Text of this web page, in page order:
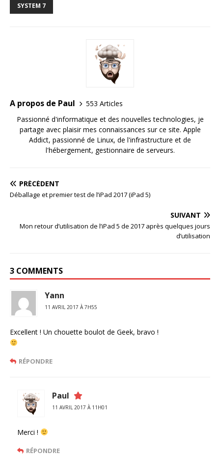
SYSTEM 7
A propos de Paul
553 Articles
Passionné d'informatique et des nouvelles technologies, je
partage avec plaisir mes connaissances sur ce site. Apple
Addict, passionné de Linux, de l'infrastructure et de
l'hébergement, gestionnaire de serveurs.
PRÉCÉDENT
Déballage et premier test de l’iPad 2017 (iPad 5)
SUIVANT
Mon retour d’utilisation de l’iPad 5 de 2017 après quelques jours
d’utilisation
3 COMMENTS
Yann
11 AVRIL 2017 À 7H55
Excellent ! Un chouette boulot de Geek, bravo !
RÉPONDRE
Paul
11 AVRIL 2017 À 11H01
Merci !
RÉPONDRE